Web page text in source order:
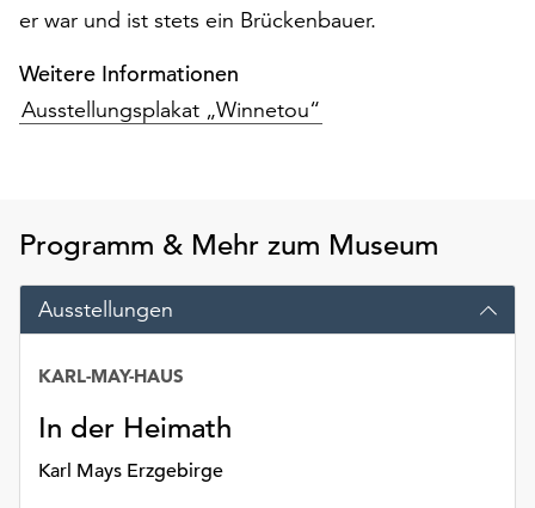
Cookies
anpassen,
erreichen
Sie
Schaltfläche
„Auswählen“.
Weitere
finden
unserer
Datenschutzerklärung
er war und ist stets ein Brückenbauer.
Weitere Informationen
Ausstellungsplakat „Winnetou“
Programm & Mehr zum Museum
Ausstellungen
In der Heimath
Karl Mays Erzgebirge
KARL-MAY-HAUS